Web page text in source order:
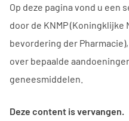
Op deze pagina vond u een
door de KNMP
bevordering der
over bepaalde
geneesmiddelen.
Deze content is vervangen.